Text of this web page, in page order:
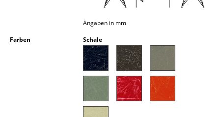
Outdoor-Leuchten
Angaben in mm
Farben Schale